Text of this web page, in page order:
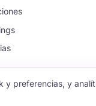
y preferencias, y